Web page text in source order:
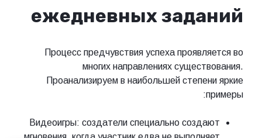
ежедневных заданий
Процесс предчувствия успеха проявляется во
многих направлениях существования.
Проанализируем в наибольшей степени яркие
примеры:
Видеоигры: создатели специально создают